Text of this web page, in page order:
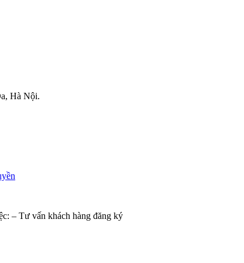
Hà Nội.
– Tư vấn khách hàng đăng ký